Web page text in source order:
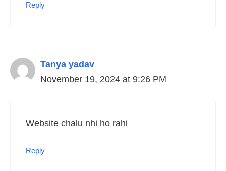
Reply
Tanya yadav
November 19, 2024 at 9:26 PM
Website chalu nhi ho rahi
Reply